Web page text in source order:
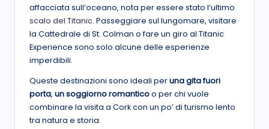
affacciata sull’oceano, nota per essere stato l’ultimo
scalo del Titanic. Passeggiare sul lungomare, visitare
la Cattedrale di St. Colman o fare un giro al Titanic
Experience sono solo alcune delle esperienze
imperdibili.
Queste destinazioni sono ideali peruna gita fuori
porta, un soggiorno romanticoo per chi vuole
combinare la visita a Cork con un po’ di turismo lento
tra natura e storia.